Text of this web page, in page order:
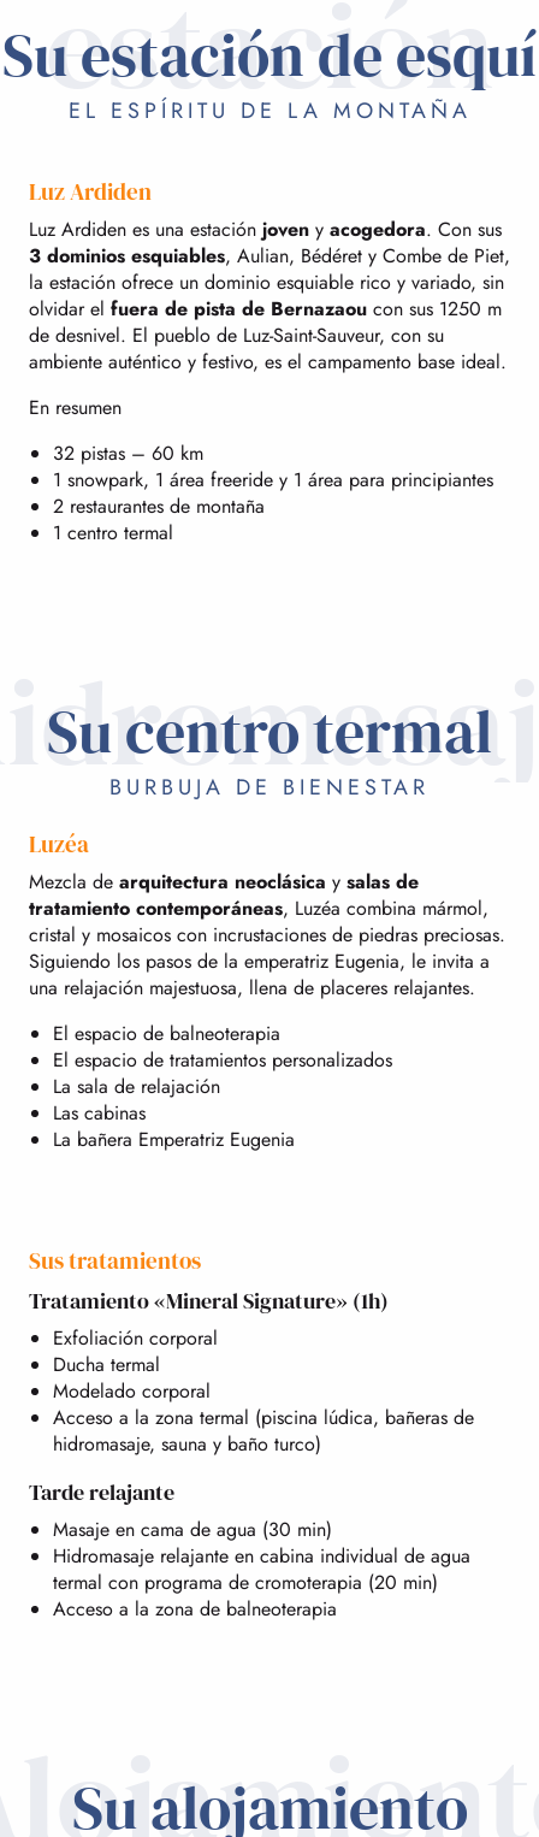
estación
Su estación de esquí
EL ESPÍRITU DE LA MONTAÑA
Luz Ardiden
Luz Ardiden es una estación joven y acogedora. Con sus
3 dominios esquiables, Aulian, Bédéret y Combe de Piet,
la estación ofrece un dominio esquiable rico y variado, sin
olvidar el fuera de pista de Bernazaou con sus 1250 m
de desnivel. El pueblo de Luz-Saint-Sauveur, con su
ambiente auténtico y festivo, es el campamento base ideal.
En resumen
32 pistas – 60 km
1 snowpark, 1 área freeride y 1 área para principiantes
2 restaurantes de montaña
1 centro termal
Su centro termal
BURBUJA DE BIENESTAR
Luzéa
Mezcla de arquitectura neoclásica y salas de
tratamiento contemporáneas, Luzéa combina mármol,
cristal y mosaicos con incrustaciones de piedras preciosas.
Siguiendo los pasos de la emperatriz Eugenia, le invita a
una relajación majestuosa, llena de placeres relajantes.
El espacio de balneoterapia
El espacio de tratamientos personalizados
La sala de relajación
Las cabinas
La bañera Emperatriz Eugenia
Sus tratamientos
Tratamiento «Mineral Signature» (1h)
Exfoliación corporal
Ducha termal
Modelado corporal
Acceso a la zona termal (piscina lúdica, bañeras de
hidromasaje, sauna y baño turco)
Tarde relajante
Masaje en cama de agua (30 min)
Hidromasaje relajante en cabina individual de agua
termal con programa de cromoterapia (20 min)
Acceso a la zona de balneoterapia
Su alojamiento